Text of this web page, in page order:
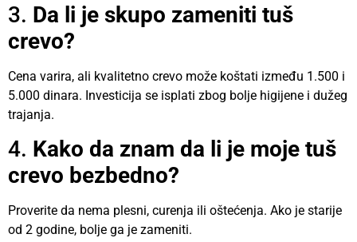
3. Da li je skupo zameniti tuš
crevo?
Cena varira, ali kvalitetno crevo može koštati između 1.500 i
5.000 dinara. Investicija se isplati zbog bolje higijene i dužeg
trajanja.
4. Kako da znam da li je moje tuš
crevo bezbedno?
Proverite da nema plesni, curenja ili oštećenja. Ako je starije
od 2 godine, bolje ga je zameniti.